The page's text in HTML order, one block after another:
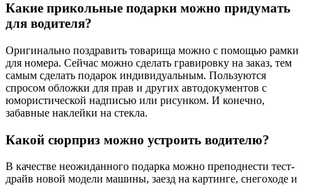
Какие прикольные подарки можно придумать
для водителя?
Оригинально поздравить товарища можно с помощью рамки
для номера. Сейчас можно сделать гравировку на заказ, тем
самым сделать подарок индивидуальным. Пользуются
спросом обложки для прав и других автодокументов с
юмористической надписью или рисунком. И конечно,
забавные наклейки на стекла.
Какой сюрприз можно устроить водителю?
В качестве неожиданного подарка можно преподнести тест-
драйв новой модели машины, заезд на картинге, снегоходе и